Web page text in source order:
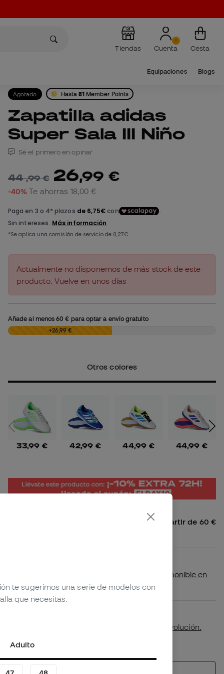
Tiendas Cuenta Cesta
Equipaciones Blogs
Agotado Hasta81 Member Points
Zapatilla adidas
Super Sala III Niño
Sé el primero en opinar
44,99 € 26,99 €
-40% Te ahorras 18,00 €
Actualmente no disponemos de más stock de este
producto. Vuelve en unos días
Añade al menos60 € para optar a envío gratuito
0,00 € +26,99 €
Otros colores
33,99 € 42,99 € 44,99 € 44,99 €
Envío gratis a España Peninsular a partir de 60 €
Comprueba si este producto está disponible en
tu tienda más cercana
política de devolución.
te sugerimos una serie de modelos con
que necesitas.
Adulto